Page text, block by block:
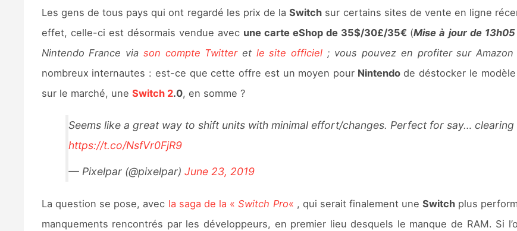
Les gens de tous pays qui ont regardé les prix de laSwitch sur certains sites de vente en ligne
effet, celle-ci est désormais vendue avec une carte eShop de 35$/30£/35€ (Mise à jour de 13h05
Nintendo France via son compte Twitteret le site officiel ; vous pouvez en profiter sur
nombreux internautes : est-ce que cette offre est un moyen pour Nintendode déstocker le
sur le marché, une Switch 2.0, en somme ?
Seems like a great way to shift units with minimal effort/changes. Perfect for say…
https://t.co/NsfVr0FjR9
— Pixelpar (@pixelpar) June 23, 2019
La question se pose, avec la saga de la «Switch Pro« , qui serait finalement une Switchplus
manquements rencontrés par les développeurs, en premier lieu desquels le manque de RAM. Si